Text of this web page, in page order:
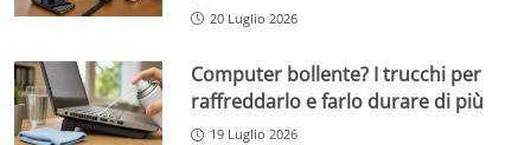
20 Luglio 2026
Computer bollente? I trucchi per
raffreddarlo e farlo durare di più
19 Luglio 2026